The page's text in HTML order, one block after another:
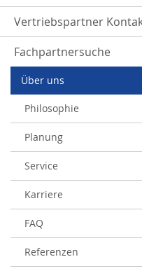
Vertriebspartner
Fachpartnersuche
Über uns
Philosophie
Planung
Service
Karriere
FAQ
Referenzen